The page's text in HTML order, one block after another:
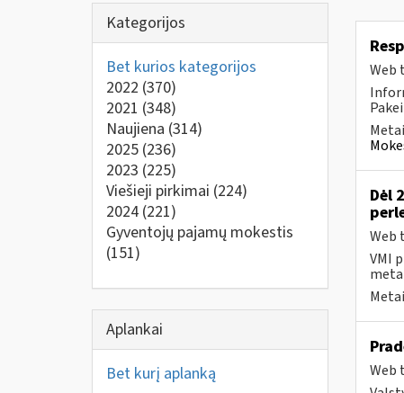
Kategorijos
Bet kurios kategorijos
2022 (370)
2021 (348)
Naujiena (314)
2025 (236)
2023 (225)
Viešieji pirkimai (224)
2024 (221)
Gyventojų pajamų mokestis
(151)
Aplankai
Bet kurį aplanką
Web
Dėl
Web
VMI
Web